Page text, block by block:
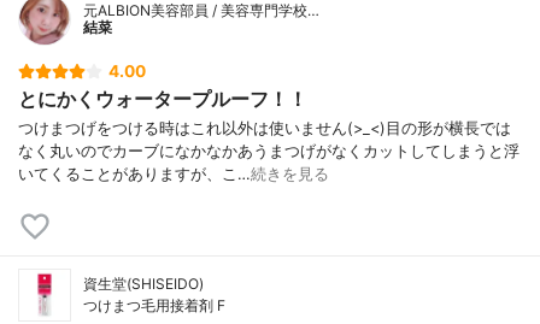
元ALBION美容部員 / 美容専門学校…
結菜
4.00
とにかくウォータープルーフ！！
つけまつげをつける時はこれ以外は使いません(>_<)目の形が横長では
なく丸いのでカーブになかなかあうまつげがなくカットしてしまうと浮
いてくることがありますが、こ…続きを見る
資生堂(SHISEIDO)
つけまつ毛用接着剤 F